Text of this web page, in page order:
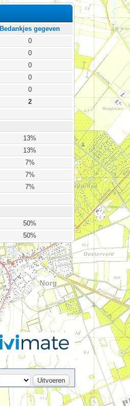
Bedankjes gegeven
0
0
0
0
0
2
13%
13%
7%
7%
7%
50%
50%